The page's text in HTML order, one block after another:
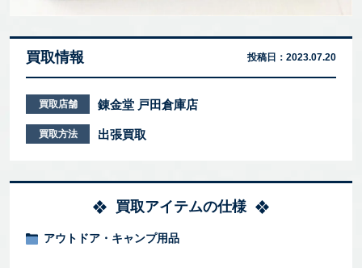
買取情報 投稿日： 2023.07.20
買取店舗 錬金堂 戸田倉庫店
買取方法 出張買取
買取アイテムの仕様
アウトドア・キャンプ用品